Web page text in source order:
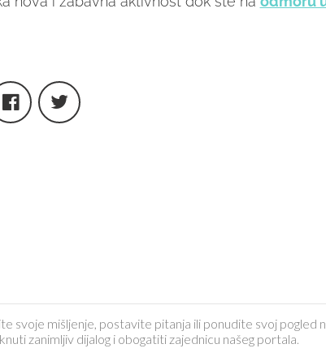
svoje mišljenje, postavite pitanja ili ponudite svoj pogled
zanimljiv dijalog i obogatiti zajednicu našeg portala.